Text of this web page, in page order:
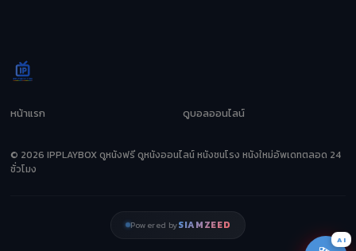
หน้าแรก ดูบอลออนไลน์
© 2026 IPPLAYBOX ดูหนังฟรี ดูหนังออนไลน์ หนังชนโรง หนังใหม่อัพเดทตลอด 24
ชั่วโมง
Powered bySIAMZEED
AI